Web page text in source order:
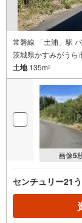
常磐線 「土浦」駅
茨城県かすみがうら
土地135m2
画像5
センチュリー21